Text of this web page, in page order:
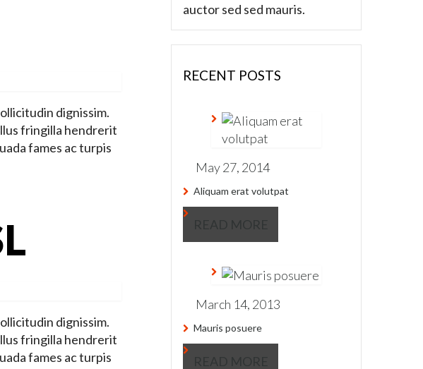
dignissim.
fringilla hendrerit
fames ac turpis
dignissim.
fringilla hendrerit
fames ac turpis
auctor sed sed mauris.
RECENT POSTS
May 27, 2014
Aliquam erat volutpat
READ MORE
March 14, 2013
Mauris posuere
READ MORE